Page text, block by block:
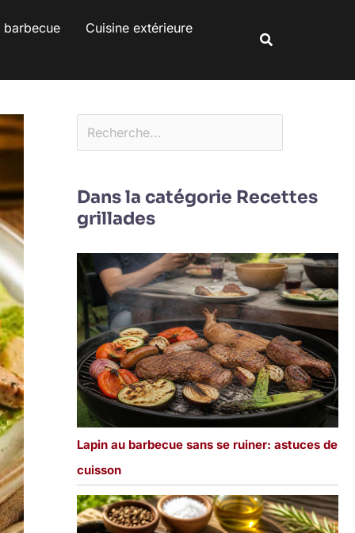
barbecue Cuisine extérieure
Rechercher
Dans la catégorie Recettes
grillades
Lapin au barbecue sans se ruiner: astuces de
cuisson